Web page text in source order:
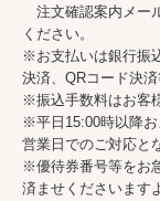
注文確認案内メー
ください。
※お支払いは銀行振
決済、QRコード決
※振込手数料はお客
※平日15:00時以降
営業日でのご対応と
※優待券番号等をお
済ませくださいます